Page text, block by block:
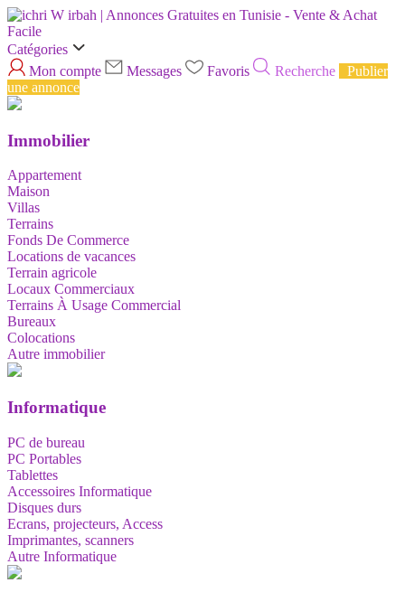
Catégories
Mon compte
Messages Favoris Recherche
Publier
une annonce
Immobilier
Appartement
Maison
Villas
Terrains
Fonds De Commerce
Locations de vacances
Terrain agricole
Locaux Commerciaux
Terrains À Usage Commercial
Bureaux
Colocations
Autre immobilier
Informatique
PC de bureau
PC Portables
Tablettes
Accessoires Informatique
Disques durs
Ecrans, projecteurs, Access
Imprimantes, scanners
Autre Informatique